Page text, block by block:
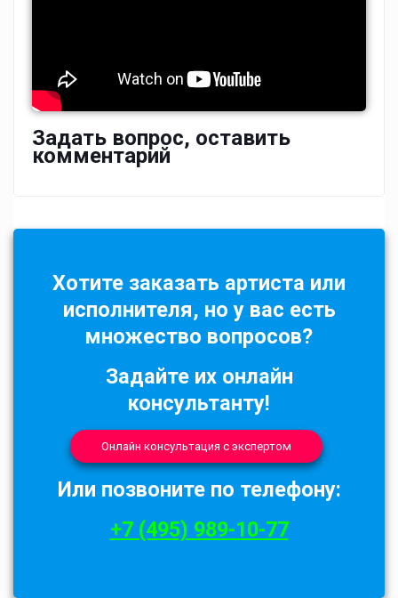
Задать вопрос, оставить
комментарий
Хотите заказать артиста или
исполнителя, но у вас есть
множество вопросов?
Задайте их онлайн
консультанту!
Онлайн консультация с экспертом
Или позвоните по телефону:
+7 (495) 989-10-77